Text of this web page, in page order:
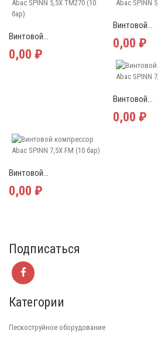
Винтовой...
0,00 ₽
Винтовой...
0,00 ₽
Винтовой...
0,00 ₽
Винтовой...
0,00 ₽
Подписаться
Категории
Пескоструйное оборудование